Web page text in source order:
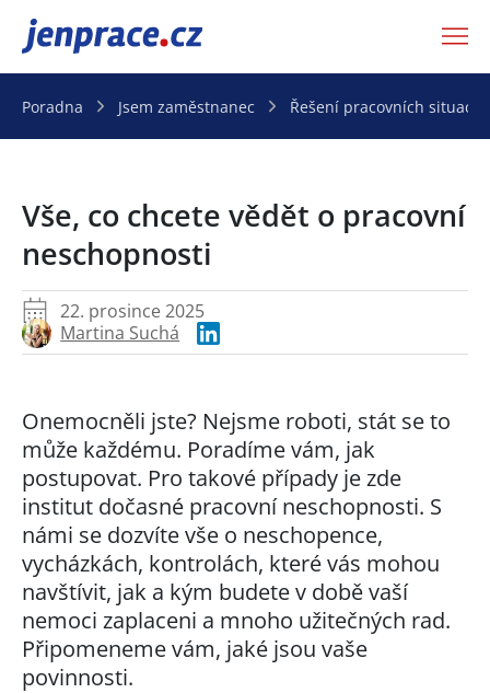
JenPráce.cz
Poradna Jsem zaměstnanec Řešení pracovních situací
Vše, co chcete vědět o pracovní
neschopnosti
22. prosince 2025
Martina Suchá
Onemocněli jste? Nejsme roboti, stát se to
může každému. Poradíme vám, jak
postupovat. Pro takové případy je zde
institut dočasné pracovní neschopnosti. S
námi se dozvíte vše o neschopence,
vycházkách, kontrolách, které vás mohou
navštívit, jak a kým budete v době vaší
nemoci zaplaceni a mnoho užitečných rad.
Připomeneme vám, jaké jsou vaše
povinnosti.